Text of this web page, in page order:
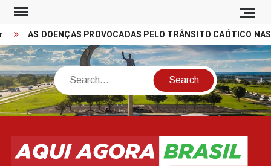
Skip
content
AS DOENÇAS PROVOCADAS PELO TRÂNSITO CAÓTICO NAS
Search